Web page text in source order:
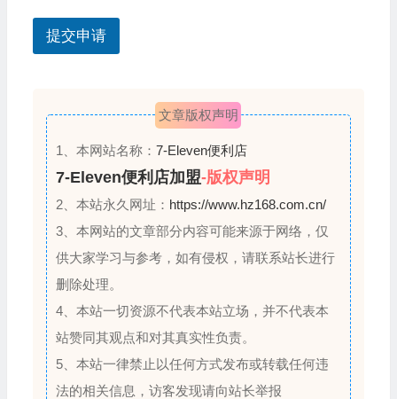
s
+
加
盟
的
提交申请
文章版权声明
1、本网站名称： 7-Eleven便利店
7-Eleven便利店加盟-版权声明
2、本站永久网址： https://www.hz168.com.cn/
3、本网站的文章部分内容可能来源于网络，仅
供大家学习与参考，如有侵权，请联系站长进行
删除处理。
4、本站一切资源不代表本站立场，并不代表本
站赞同其观点和对其真实性负责。
5、本站一律禁止以任何方式发布或转载任何违
法的相关信息，访客发现请向站长举报